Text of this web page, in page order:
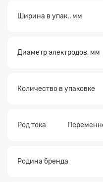
Ширина в упак., мм
Диаметр электродов, мм
Количество в упаковке
Род тока
Родина бренда